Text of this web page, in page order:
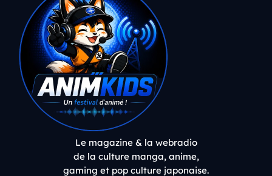
Le magazine & la webradio
de la culture manga, anime,
gaming et pop culture japonaise.